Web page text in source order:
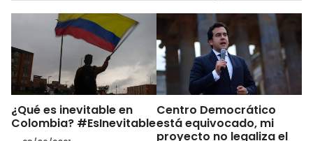
¿Qué es inevitable en
Colombia? #EsInevitable
Centro Democrático
está equivocado, mi
proyecto no legaliza el